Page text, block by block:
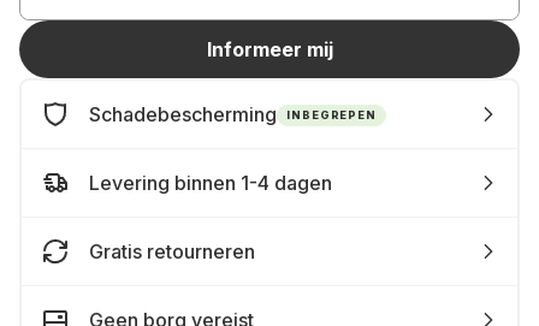
Informeer mij
Schadebescherming INBEGREPEN
Levering binnen 1-4 dagen
Gratis retourneren
Geen borg vereist